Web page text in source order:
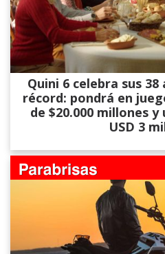
Quini 6 celebra sus
récord: pondrá en
de $20.000 millones y
USD 3